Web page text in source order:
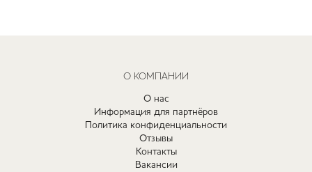
О КОМПАНИИ
О нас
Информация для партнёров
Политика конфиденциальности
Отзывы
Контакты
Вакансии